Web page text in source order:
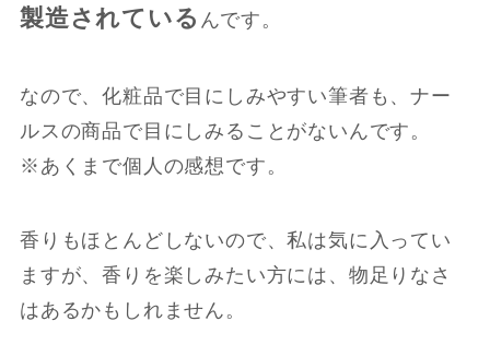
製造されている んです。
なので、化粧品で目にしみやすい筆者も、ナー
ルスの商品で目にしみることがないんです。
※あくまで個人の感想です。
香りもほとんどしないので、私は気に入ってい
ますが、香りを楽しみたい方には、物足りなさ
はあるかもしれません。